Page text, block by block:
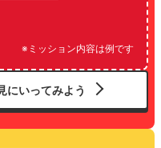
※ミッション内容は例です
にいってみよう